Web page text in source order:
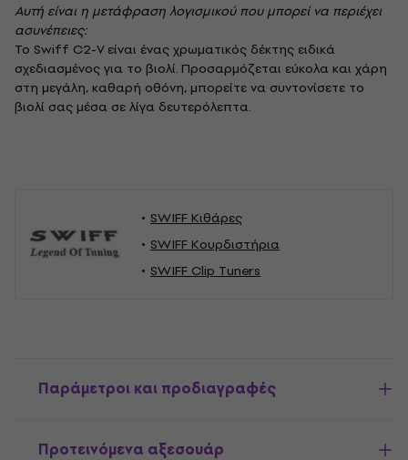
Αυτή είναι η μετάφραση λογισμικού που μπορεί να περιέχει
ασυνέπειες:
Το Swiff C2-V είναι ένας χρωματικός δέκτης ειδικά
σχεδιασμένος για το βιολί. Προσαρμόζεται εύκολα και χάρη
στη μεγάλη, καθαρή οθόνη, μπορείτε να συντονίσετε το
βιολί σας μέσα σε λίγα δευτερόλεπτα.
SWIFF Κιθάρες
SWIFF Κουρδιστήρια
SWIFF Clip Tuners
Παράμετροι και προδιαγραφές
Προτεινόμενα αξεσουάρ